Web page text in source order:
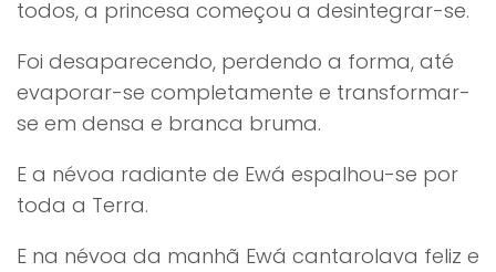
todos, a princesa começou a desintegrar-se.
Foi desaparecendo, perdendo a forma, até
evaporar-se completamente e transformar-
se em densa e branca bruma.
E a névoa radiante de Ewá espalhou-se por
toda a Terra.
E na névoa da manhã Ewá cantarolava feliz e